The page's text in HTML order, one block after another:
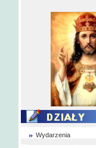
Wydarzenia